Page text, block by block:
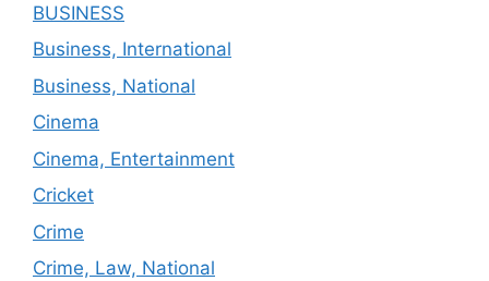
BUSINESS
Business, International
Business, National
Cinema
Cinema, Entertainment
Cricket
Crime
Crime, Law, National